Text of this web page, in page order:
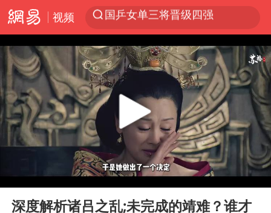
视频
光影经济撬动暑期消费新蓝海
马克·艾伦退出斯诺克中国公开赛
郑丽文：台湾从来没有“独立”过
新疆优化调整景区内自驾服务费
情侣平潭拍日出坠崖1死1伤
梁家辉：到内地拍戏不是北上是回归
全民健身事业高质量发展
台当局重金为“台独”织“皇帝新衣”
Play
00:00 07:01
深度解析诸吕之乱;未完成的靖难？谁才